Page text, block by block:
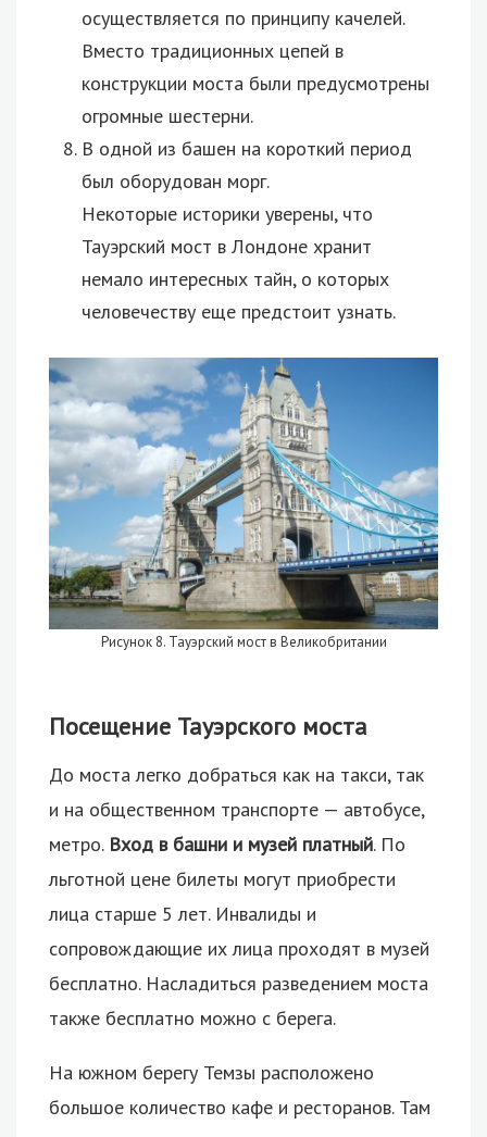
осуществляется по принципу качелей.
Вместо традиционных цепей в
конструкции моста были предусмотрены
огромные шестерни.
В одной из башен на короткий период
был оборудован морг.
Некоторые историки уверены, что
Тауэрский мост в Лондоне хранит
немало интересных тайн, о которых
человечеству еще предстоит узнать.
Рисунок 8. Тауэрский мост в Великобритании
Посещение Тауэрского моста
До моста легко добраться как на такси, так
и на общественном транспорте — автобусе,
метро. Вход в башни и музей платный. По
льготной цене билеты могут приобрести
лица старше 5 лет. Инвалиды и
сопровождающие их лица проходят в музей
бесплатно. Насладиться разведением моста
также бесплатно можно с берега.
На южном берегу Темзы расположено
большое количество кафе и ресторанов. Там